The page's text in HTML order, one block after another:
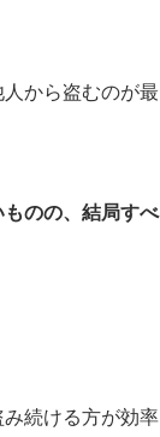
から盗むのが最
のの、結局すべ
続ける方が効率